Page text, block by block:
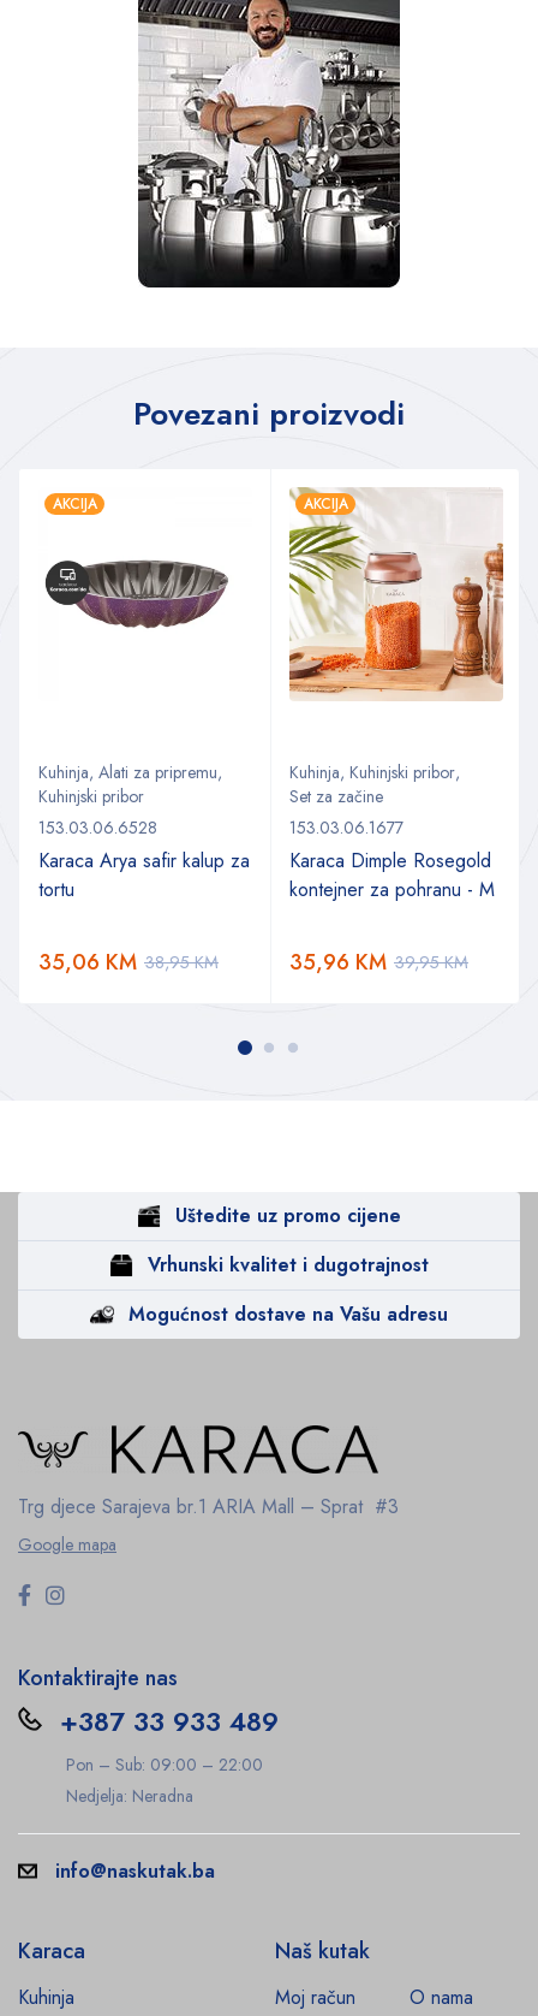
Povezani proizvodi
AKCIJA
Kuhinja, Alati za pripremu,
Kuhinjski pribor
153.03.06.6528
Karaca Arya safir kalup za
tortu
38,95KM
35,06 KM
AKCIJA
Kuhinja, Kuhinjski pribor,
Set za začine
153.03.06.1677
Karaca Dimple Rosegold
kontejner za pohranu - M
39,95KM
35,96 KM
Uštedite uz promo cijene
Vrhunski kvalitet i dugotrajnost
Mogućnost dostave na Vašu adresu
Trg djece Sarajeva br.1 ARIA Mall – Sprat #3
Google mapa
Kontaktirajte nas
+387 33 933 489
Pon – Sub: 09:00 – 22:00
Nedjelja: Neradna
info@naskutak.ba
Karaca
Kuhinja
Naš kutak
Moj račun O nama